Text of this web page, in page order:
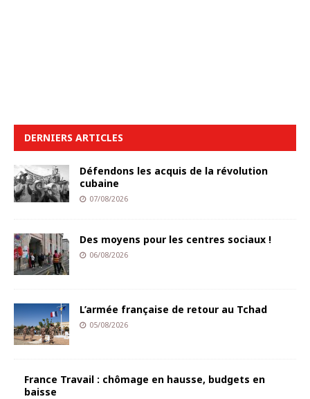
DERNIERS ARTICLES
Défendons les acquis de la révolution
cubaine
07/08/2026
Des moyens pour les centres sociaux !
06/08/2026
L’armée française de retour au Tchad
05/08/2026
France Travail : chômage en hausse, budgets en
baisse